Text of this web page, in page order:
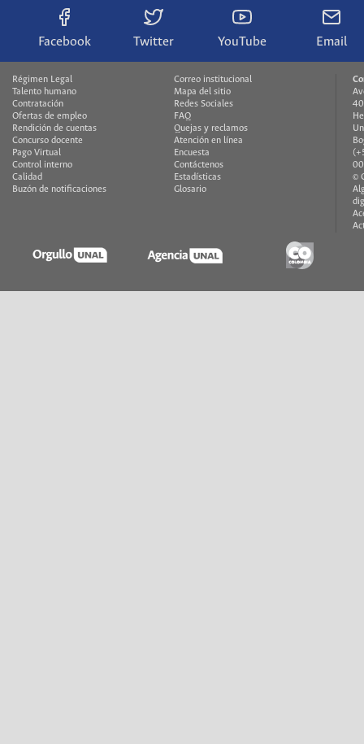
Facebook Twitter YouTube Email
Régimen Legal
Talento humano
Contratación
Ofertas de empleo
Rendición de cuentas
Concurso docente
Pago Virtual
Control interno
Calidad
Buzón de notificaciones
Correo institucional
Mapa del sitio
Redes Sociales
FAQ
Quejas y reclamos
Atención en línea
Encuesta
Contáctenos
Estadísticas
Glosario
©